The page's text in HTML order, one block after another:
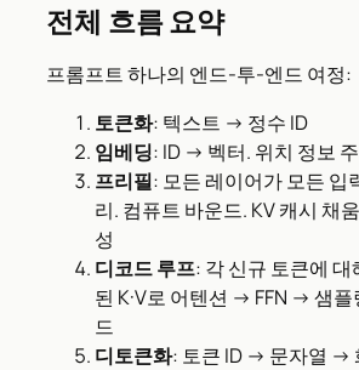
전체 흐름 요약
프롬프트 하나의 엔드-투-엔드 여정:
토큰화: 텍스트 → 정수 ID
임베딩: ID → 벡터. 위치 정보
프리필: 모든 레이어가 모든 입
리. 컴퓨트 바운드. KV 캐시 채
성
디코드 루프: 각 신규 토큰에
된 K·V로 어텐션 → FFN → 샘
드
디토큰화: 토큰 ID → 문자열 →